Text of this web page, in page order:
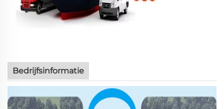
Bedrijfsinformatie